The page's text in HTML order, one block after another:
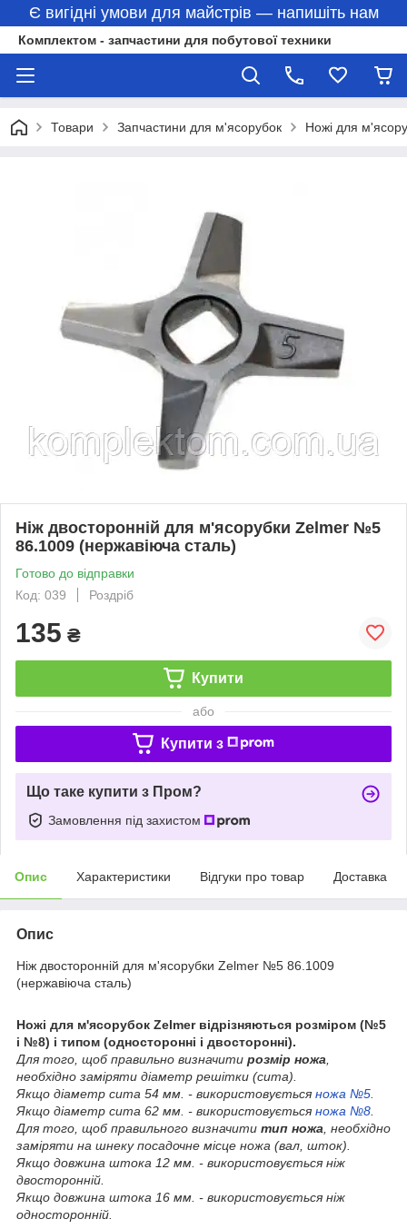
Є вигідні умови для майстрів — напишіть нам
Комплектом - запчастини для побутової техники
Товари Запчастини для м'ясорубок Ножі для
Ніж двосторонній для м'ясорубки Zelmer №5
86.1009 (нержавіюча сталь)
Готово до відправки
Код: 039
Роздріб
135 ₴
Купити
або
Купити з
Що таке купити з Пром?
Замовлення під захистом
Опис Характеристики Відгуки про товар Доставка
Опис
Ніж двосторонній для м'ясорубки Zelmer №5 86.1009
(нержавіюча сталь)
Ножі для м'ясорубок Zelmer відрізняються розміром (№5
і №8) і типом (односторонні і двосторонні).
Для того, щоб правильно визначити розмір ножа
необхідно заміряти діаметр решітки (сита).
Якщо діаметр сита 54 мм. - використовується ножа №5.
Якщо діаметр сита 62 мм. - використовується ножа №8
Для того, щоб правильного визначити тип ножа , необхідно
заміряти на шнеку посадочне місце ножа (вал, шток).
Якщо довжина штока 12 мм. - використовується ніж
двосторонній.
Якщо довжина штока 16 мм. - використовується ніж
односторонній.